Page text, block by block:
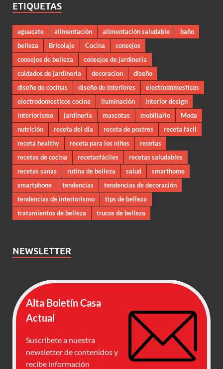
ETIQUETAS
aguacate alimentación alimentación saludable
baño
belleza
Bricolaje Cocina
consejos
consejos de belleza
consejos de jardineria
cuidados de jardineria
decoracion
diseño
diseño de cocinas
diseño de interiores
electrodomesticos
electrodomesticos cocina
iluminación
interior design
interiorismo
jardineria mascotas mobiliario
Moda
nutrición
receta del día receta de postres
receta fácil
receta healthy
receta para los niños
recetas
recetas de cocina
recetasfáciles
recetas saludables
recetas sanas
rutina de belleza salud
smarthome
smartphone
tendencias
tendencias de decoración
tendencias de interiorismo
tips de belleza
tratamientos de belleza
trucos de belleza
NEWSLETTER
Alta Boletín Casa
Actual
Suscríbete a nuestra
newsletter de contenidos y
recibe información